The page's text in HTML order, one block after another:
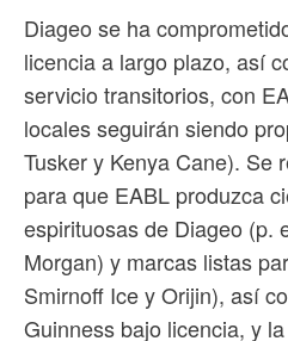
Diageo se ha
licencia a largo plazo, así
servicio transitorios, con
locales seguirán siendo
Tusker y Kenya Cane). Se
para que EABL produzca
espirituosas de Diageo (p.
Morgan) y marcas listas
Smirnoff Ice y Orijin), así
Guinness bajo licencia, y